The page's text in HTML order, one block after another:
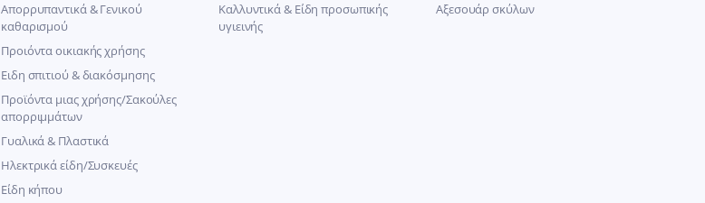
Απορρυπαντικά & Γενικού
καθαρισμού
Προιόντα οικιακής χρήσης
Ειδη σπιτιού & διακόσμησης
Προϊόντα μιας χρήσης/Σακούλες
απορριμμάτων
Γυαλικά & Πλαστικά
Ηλεκτρικά είδη/Συσκευές
Είδη κήπου
Καλλυντικά & Είδη προσωπικής
υγιεινής
Αξεσουάρ σκύλων